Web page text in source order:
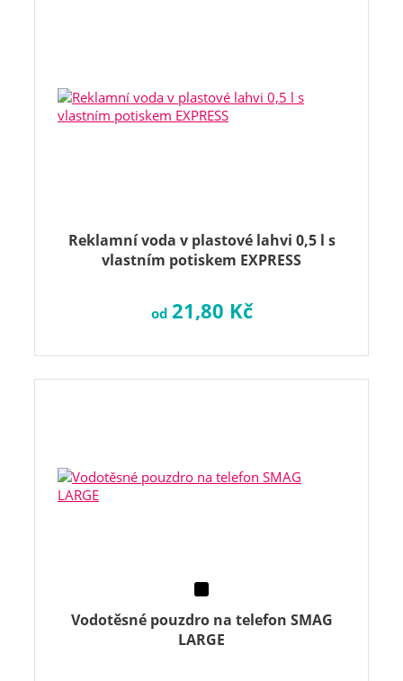
Reklamní voda v plastové lahvi 0,5 l s
vlastním potiskem EXPRESS
od 21,80 Kč
Vodotěsné pouzdro na telefon SMAG
LARGE